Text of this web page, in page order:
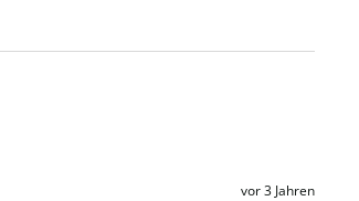
vor 3 Jahren